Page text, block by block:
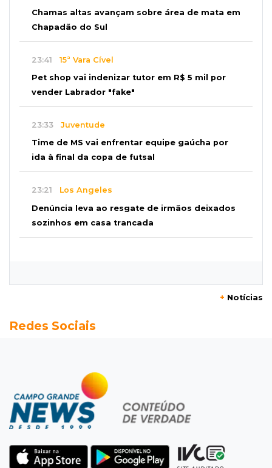
Chamas altas avançam sobre área de mata em
Chapadão do Sul
23:41 15ª Vara Cível
Pet shop vai indenizar tutor em R$ 5 mil por
vender Labrador "fake"
23:33 Juventude
Time de MS vai enfrentar equipe gaúcha por
ida à final da copa de futsal
23:21 Los Angeles
Denúncia leva ao resgate de irmãos deixados
sozinhos em casa trancada
formação de ciclone bomba
23:00Ideb
Chapadão do Sul
Homem é baleado após apontar revólver para
policiais militares
22:42Resumão
+ Notícias
Redes Sociais